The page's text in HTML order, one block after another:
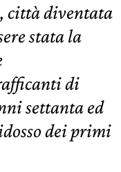
città diventata
stata la
di
settanta ed
dei primi